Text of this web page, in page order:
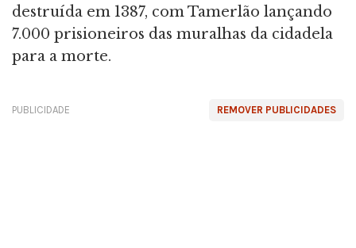
destruída em 1387, com Tamerlão lançando
7.000 prisioneiros das muralhas da cidadela
para a morte.
REMOVER PUBLICIDADES
PUBLICIDADE